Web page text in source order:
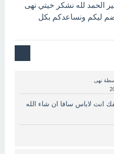
الحمد لله نشكر خيتي نهى
ليكم ونساعدكم بكل
نهى
انت لاباس سافا ان شاء الله